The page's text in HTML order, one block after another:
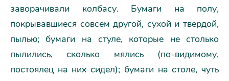
заворачивали колбасу. Бумаги на полу,
покрывавшиеся совсем другой, сухой и твердой,
пылью; бумаги на стуле, которые не столько
пылились, сколько мялись (по-видимому,
постоялец на них сидел); бумаги на столе, чуть